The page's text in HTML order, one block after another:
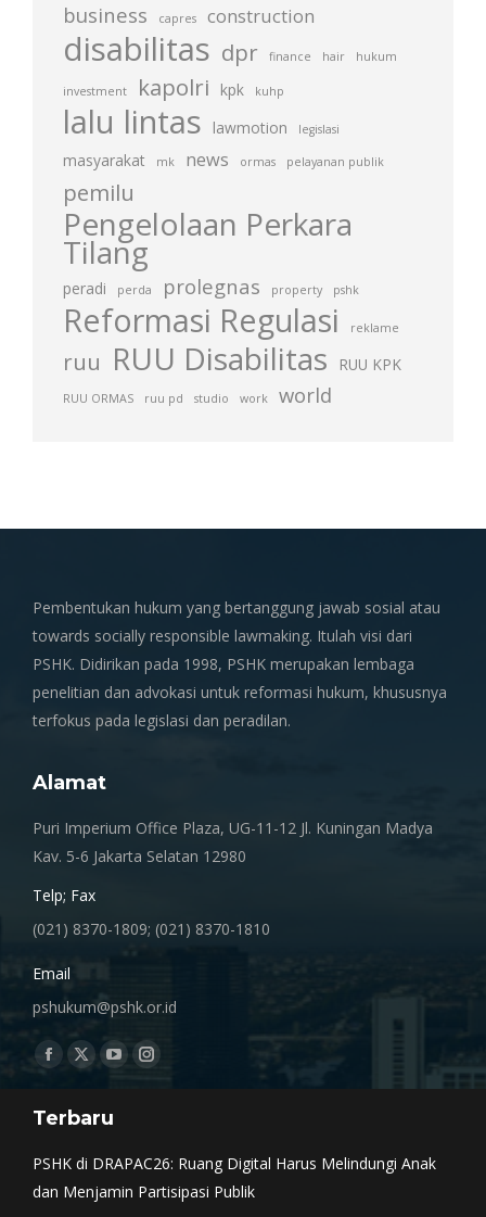
business capres construction
disabilitas dpr finance hair hukum
investment kapolri kpk kuhp
lalu lintas lawmotion legislasi
masyarakat mk news ormas pelayanan publik
pemilu
Pengelolaan Perkara
Tilang
peradi perda prolegnas property pshk
Reformasi Regulasi reklame
ruu RUU Disabilitas RUU KPK
RUU ORMAS ruu pd studio work world
Pembentukan hukum yang bertanggung jawab sosial atau
towards socially responsible lawmaking. Itulah visi dari
PSHK. Didirikan pada 1998, PSHK merupakan lembaga
penelitian dan advokasi untuk reformasi hukum, khususnya
terfokus pada legislasi dan peradilan.
Alamat
Puri Imperium Office Plaza, UG-11-12 Jl. Kuningan Madya
Kav. 5-6 Jakarta Selatan 12980
Telp; Fax
(021) 8370-1809; (021) 8370-1810
Email
pshukum@pshk.or.id
Find us on:
Facebook
opens
window
X
opens
window
YouTube
opens
Instagram
window
Terbaru
PSHK di DRAPAC26: Ruang Digital Harus Melindungi Anak
dan Menjamin Partisipasi Publik